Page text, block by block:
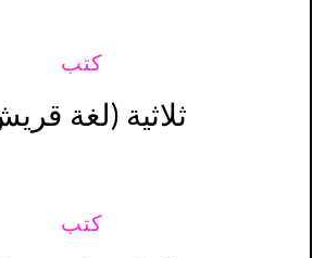
كتب
ثلاثية (لغة
كتب